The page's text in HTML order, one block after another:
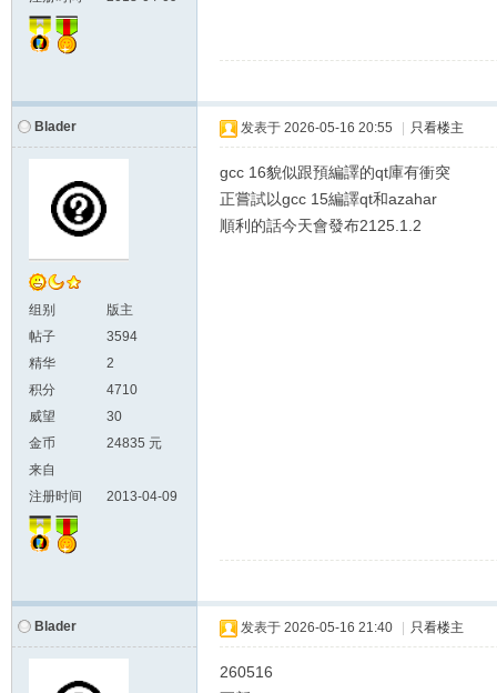
Blader
组别
版主
帖子
3594
精华
2
积分
4710
威望
30
金币
24835 元
来自
注册时间
2013-04-09
发表于 2026-05-16 20:55 只看楼主
gcc 16貌似跟預編譯的qt庫有衝突
正嘗試以gcc 15編譯qt和azahar
順利的話今天會發布2125.1.2
Blader 发表于 2026-05-16 21:40 只看楼主
260516